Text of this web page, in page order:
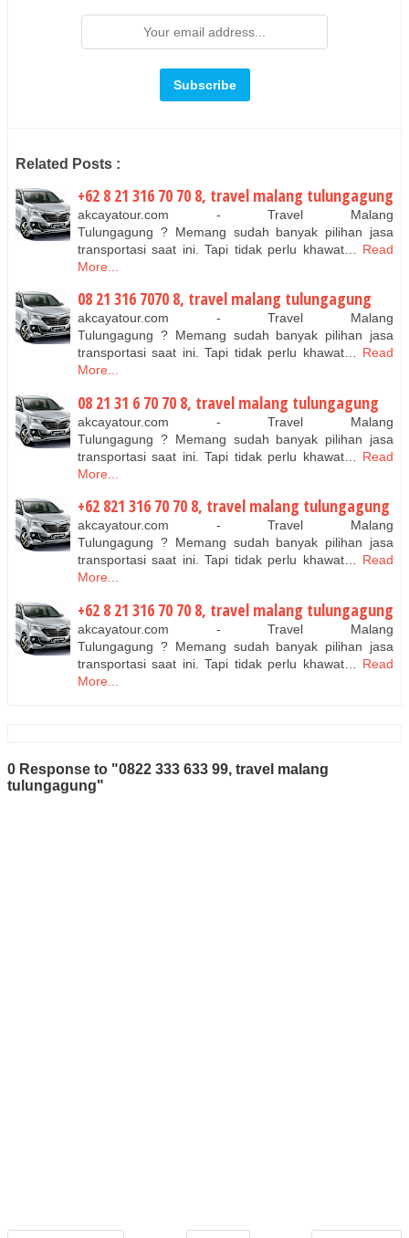
Related Posts :
+62 8 21 316 70 70 8, travel malang tulungagung
akcayatour.com - Travel Malang
Tulungagung ? Memang sudah banyak pilihan jasa
transportasi saat ini. Tapi tidak perlu khawat…
Read
More...
08 21 316 7070 8, travel malang tulungagung
akcayatour.com - Travel Malang
Tulungagung ? Memang sudah banyak pilihan jasa
transportasi saat ini. Tapi tidak perlu khawat…
Read
More...
08 21 31 6 70 70 8, travel malang tulungagung
akcayatour.com - Travel Malang
Tulungagung ? Memang sudah banyak pilihan jasa
transportasi saat ini. Tapi tidak perlu khawat…
Read
More...
+62 821 316 70 70 8, travel malang tulungagung
akcayatour.com - Travel Malang
Tulungagung ? Memang sudah banyak pilihan jasa
transportasi saat ini. Tapi tidak perlu khawat…
Read
More...
+62 8 21 316 70 70 8, travel malang tulungagung
akcayatour.com - Travel Malang
Tulungagung ? Memang sudah banyak pilihan jasa
transportasi saat ini. Tapi tidak perlu khawat…
Read
More...
0 Response to "0822 333 633 99, travel malang
tulungagung"